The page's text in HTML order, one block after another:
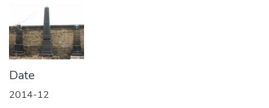
Date
2014-12